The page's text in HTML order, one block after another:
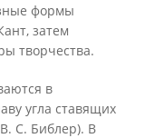
формы
затем
творчества.
в
угла ставящих
С. Библер). В